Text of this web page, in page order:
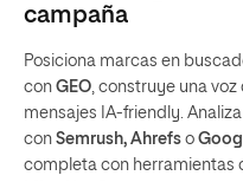
campaña
Posiciona marcas en
con GEO, construye una
mensajes IA-friendly.
con Semrush, Ahrefs o
completa con herramientas